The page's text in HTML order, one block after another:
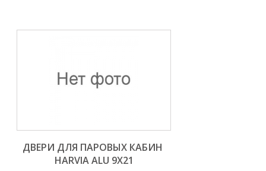
ДВЕРИ ДЛЯ ПАРОВЫХ КАБИН
HARVIA ALU 9X21